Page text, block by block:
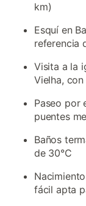
km)
Esquí en
referencia
Visita a la
Vielha,
Paseo por
puentes
Baños
de 30°C
fácil apta